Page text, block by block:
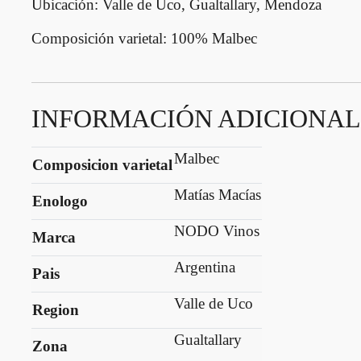
e
g
m
c
n
i
d
a
d
Ubicación: Valle de Uco, Gualtallary, Mendoza
Composición varietal: 100% Malbec
INFORMACIÓN ADICIONAL
Composicion varietalMalbec
Enologo Matías Macías
Marca NODO Vinos
Pais Argentina
Region Valle de Uco
Zona Gualtallary